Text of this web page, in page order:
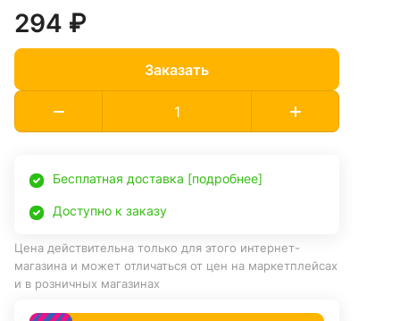
294 ₽
Заказать
Бесплатная доставка [подробнее]
Доступно к заказу
Цена действительна только для этого интернет-
магазина и может отличаться от цен на маркетплейсах
и в розничных магазинах